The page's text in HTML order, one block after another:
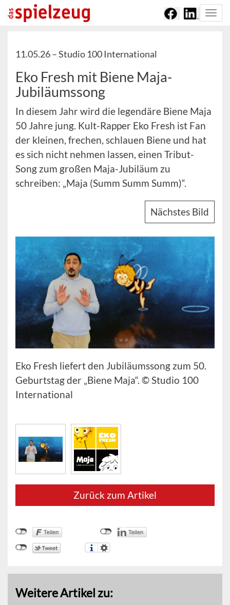
11.05.26 –Studio 100 International
Eko Fresh mit Biene Maja-
Jubiläumssong
In diesem Jahr wird die legendäre Biene Maja
50 Jahre jung. Kult-Rapper Eko Fresh ist Fan
der kleinen, frechen, schlauen Biene und hat
es sich nicht nehmen lassen, einen Tribut-
Song zum großen Maja-Jubiläum zu
schreiben: „Maja (Summ Summ Summ)“.
Nächstes Bild
Eko Fresh liefert den Jubiläumssong zum 50.
Geburtstag der „Biene Maja“. © Studio 100
International
Zurück zum Artikel
Weitere Artikel zu: